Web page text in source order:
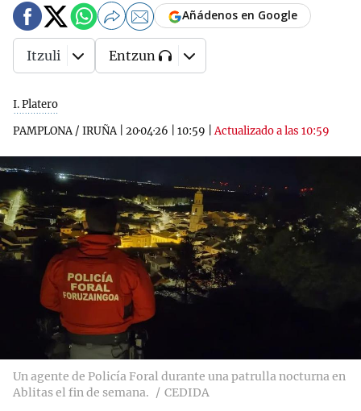
I. Platero
PAMPLONA / IRUÑA| 20·04·26 10:59 |Actualizado a las 10:59
Añádenos en Google
Itzuli Entzun
Un agente de Policía Foral durante una patrulla nocturna en
Ablitas el fin de semana.
CEDIDA